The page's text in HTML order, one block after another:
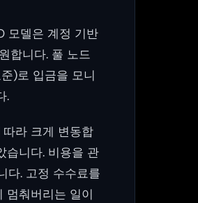
모델은 계정 기반
합니다. 풀 노드
)로 입금을 모니
.
라 크게 변동합
습니다. 비용을 관
다. 고정 수수료를
멈춰버리는 일이